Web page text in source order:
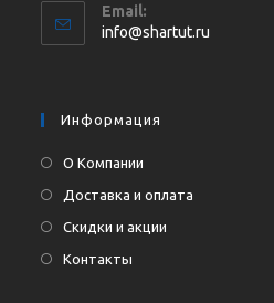
в
вашем
Email:
info@shartut.ru
Информация
О Компании
Доставка и оплата
Скидки и акции
Контакты